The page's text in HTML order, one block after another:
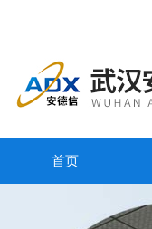
首页